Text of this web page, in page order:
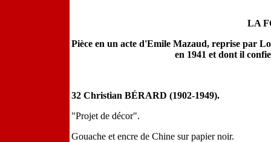
LA
Pièce en un acte d'Emile Mazaud, reprise par
en 1941 et dont il
32 Christian BÉRARD (1902-1949).
"Projet de décor".
Gouache et encre de Chine sur papier noir.